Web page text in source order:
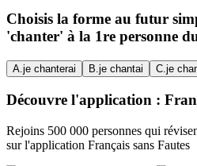
Choisis la forme au futur
'chanter' à la 1re personne
A je chanterai B je chantai C je
Découvre l'application :
Rejoins 500 000 personnes qui
sur l'application Français sans Fautes